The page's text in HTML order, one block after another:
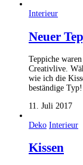
Interieur
Neuer
Teppiche
Creativlive.
wie ich die
beständige
11. Juli 2017
Deko Interieur
Kissen